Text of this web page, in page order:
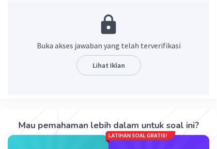
Elemen Musik yaitu: Melodi, Harmoni, Irama,
Beri Rating Balas
Iklan
Menurut Jelia Meagawati Heru (2016:25-30),
elemen-elemen utama yang membentuk musik
Buka akses jawaban yang telah terverifikasi
Lihat Iklan
Mau pemahaman lebih dalam untuk soal ini?
LATIHAN SOAL GRATIS!